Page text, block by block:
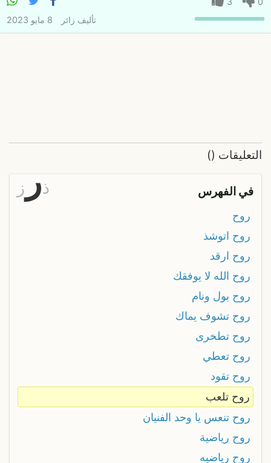
تأليف زائر 8 مايو 2023
التعليقات (
)
في الفهرس ذر ز
روح
روح اتوشذ
روح ارقد
روح الله لا يوفقك
روح بول ونام
روح تشوف يماك
روح تطخرى
روح تعطي
روح تقود
روح تلعب
روح تنعس يا وحد الفنيان
روح رياضية
روح رياضيه